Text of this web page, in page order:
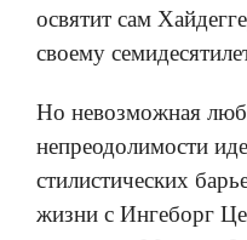
освятит сам
своему
Но невозможная
непреодолимости
стилистических
жизни с Ингеборг